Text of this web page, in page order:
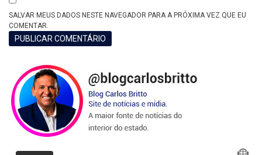
SALVAR MEUS DADOS NESTE NAVEGADOR PARA A PRÓXIMA VEZ QUE EU
COMENTAR.